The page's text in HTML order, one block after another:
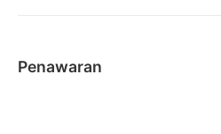
Penawaran